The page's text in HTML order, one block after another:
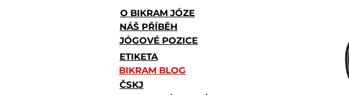
O BIKRAM JÓZE
NÁŠ PŘÍBĚH
JÓGOVÉ POZICE
ETIKETA
BIKRAM BLOG
ČSKJ